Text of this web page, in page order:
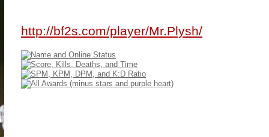
http://bf2s.com/player/Mr.Plysh/